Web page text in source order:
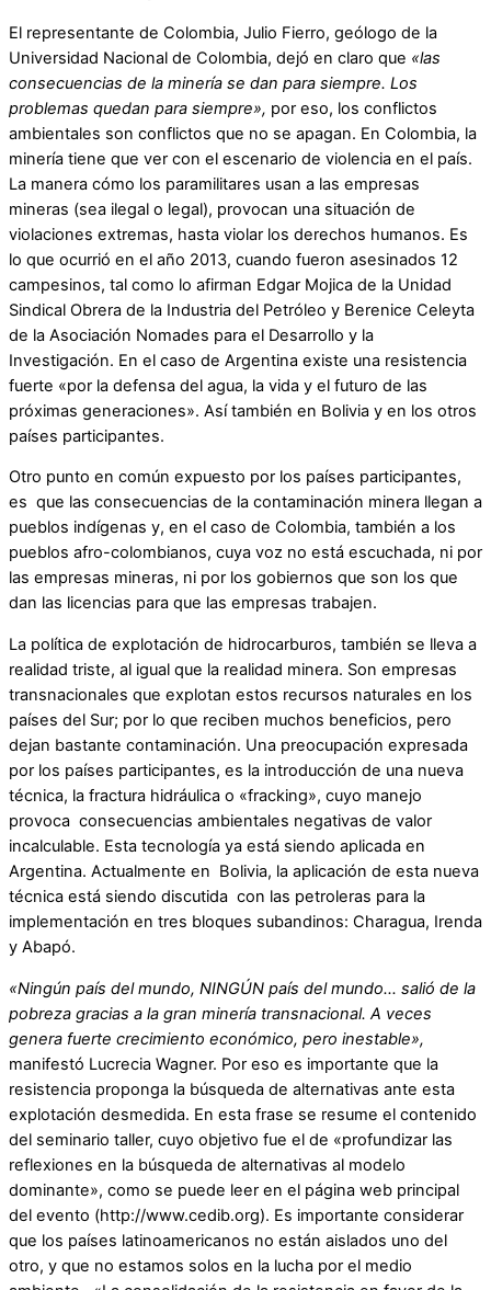
El representante de Colombia, Julio Fierro, geólogo de la
Universidad Nacional de Colombia, dejó en claro que «las
consecuencias de la minería se dan para siempre. Los
problemas quedan para siempre», por eso, los conflictos
ambientales son conflictos que no se apagan. En Colombia, la
minería tiene que ver con el escenario de violencia en el país.
La manera cómo los paramilitares usan a las empresas
mineras (sea ilegal o legal), provocan una situación de
violaciones extremas, hasta violar los derechos humanos. Es
lo que ocurrió en el año 2013, cuando fueron asesinados 12
campesinos, tal como lo afirman Edgar Mojica de la Unidad
Sindical Obrera de la Industria del Petróleo y Berenice Celeyta
de la Asociación Nomades para el Desarrollo y la
Investigación. En el caso de Argentina existe una resistencia
fuerte «por la defensa del agua, la vida y el futuro de las
próximas generaciones». Así también en Bolivia y en los otros
países participantes.
Otro punto en común expuesto por los países participantes,
es que las consecuencias de la contaminación minera llegan a
pueblos indígenas y, en el caso de Colombia, también a los
pueblos afro-colombianos, cuya voz no está escuchada, ni por
las empresas mineras, ni por los gobiernos que son los que
dan las licencias para que las empresas trabajen.
La política de explotación de hidrocarburos, también se lleva a
realidad triste, al igual que la realidad minera. Son empresas
transnacionales que explotan estos recursos naturales en los
países del Sur; por lo que reciben muchos beneficios, pero
dejan bastante contaminación. Una preocupación expresada
por los países participantes, es la introducción de una nueva
técnica, la fractura hidráulica o «fracking», cuyo manejo
provoca consecuencias ambientales negativas de valor
incalculable. Esta tecnología ya está siendo aplicada en
Argentina. Actualmente en Bolivia, la aplicación de esta nueva
técnica está siendo discutida con las petroleras para la
implementación en tres bloques subandinos: Charagua, Irenda
y Abapó.
«Ningún país del mundo, NINGÚN país del mundo… salió de la
pobreza gracias a la gran minería transnacional. A veces
genera fuerte crecimiento económico, pero inestable»,
manifestó Lucrecia Wagner. Por eso es importante que la
resistencia proponga la búsqueda de alternativas ante esta
explotación desmedida. En esta frase se resume el contenido
del seminario taller, cuyo objetivo fue el de «profundizar las
reflexiones en la búsqueda de alternativas al modelo
dominante», como se puede leer en el página web principal
del evento (http://www.cedib.org). Es importante considerar
que los países latinoamericanos no están aislados uno del
otro, y que no estamos solos en la lucha por el medio